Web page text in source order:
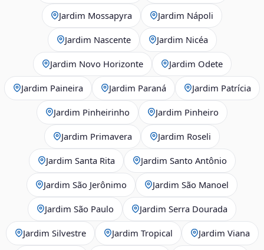
Jardim Mossapyra Jardim Nápoli
Jardim Nascente Jardim Nicéa
Jardim Novo Horizonte Jardim Odete
Jardim Paineira Jardim Paraná Jardim Patrícia
Jardim Pinheirinho Jardim Pinheiro
Jardim Primavera Jardim Roseli
Jardim Santa Rita Jardim Santo Antônio
Jardim São Jerônimo Jardim São Manoel
Jardim São Paulo Jardim Serra Dourada
Jardim Silvestre Jardim Tropical Jardim Viana